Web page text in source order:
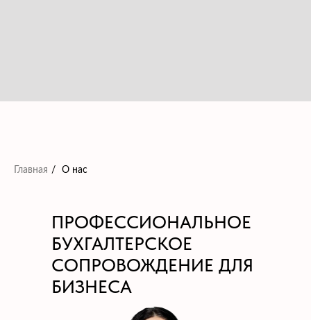
Главная / О нас
ПРОФЕССИОНАЛЬНОЕ
БУХГАЛТЕРСКОЕ
СОПРОВОЖДЕНИЕ ДЛЯ
БИЗНЕСА